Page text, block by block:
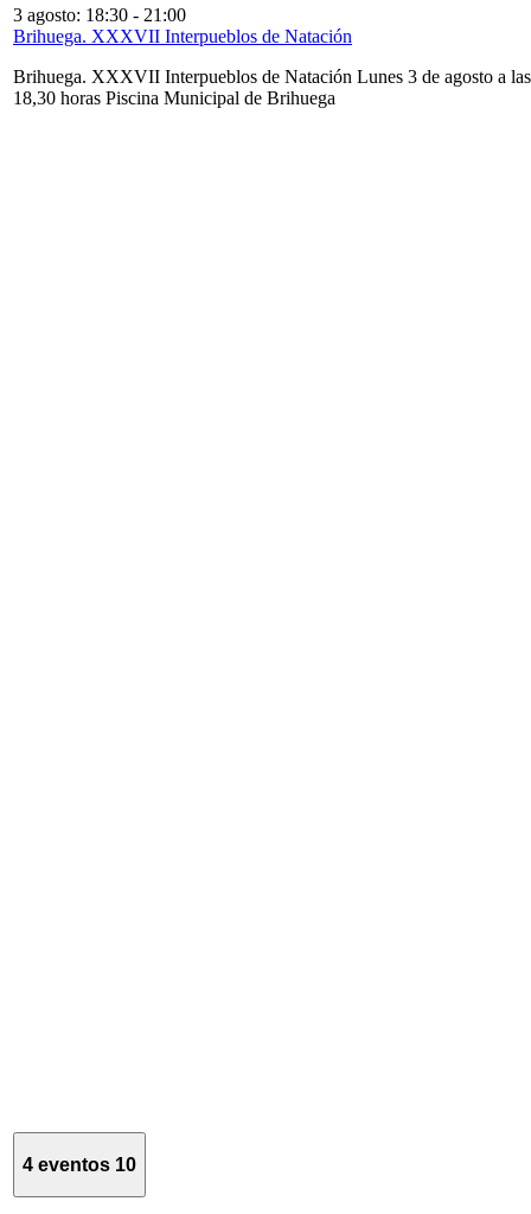
3 agosto: 18:30 - 21:00
Brihuega. XXXVII Interpueblos de Natación
Brihuega. XXXVII Interpueblos de Natación Lunes 3 de agosto a las
18,30 horas Piscina Municipal de Brihuega
4 eventos 10